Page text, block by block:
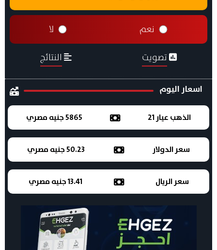
نعم لا
تصويت النتائج
اسعار اليوم
الذهب عيار 21 5865 جنيه مصري
سعر الدولار 50.23 جنيه مصري
سعر الريال 13.41 جنيه مصري